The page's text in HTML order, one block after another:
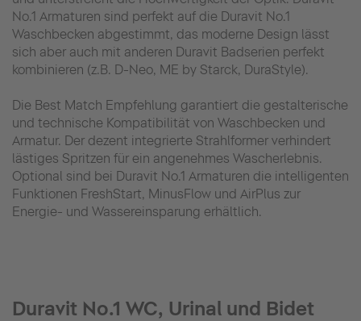
No.1 Armaturen sind perfekt auf die Duravit No.1
Waschbecken abgestimmt, das moderne Design lässt
sich aber auch mit anderen Duravit Badserien perfekt
kombinieren (z.B. D-Neo, ME by Starck, DuraStyle).
Die Best Match Empfehlung garantiert die gestalterische
und technische Kompatibilität von Waschbecken und
Armatur. Der dezent integrierte Strahlformer verhindert
lästiges Spritzen für ein angenehmes Wascherlebnis.
Optional sind bei Duravit No.1 Armaturen die intelligenten
Funktionen FreshStart, MinusFlow und AirPlus zur
Energie- und Wassereinsparung erhältlich.
Duravit No.1 WC, Urinal und Bidet